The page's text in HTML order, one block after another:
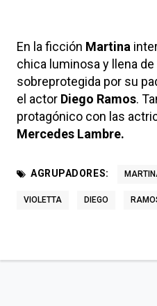
En la ficción Martina
chica luminosa y llena
sobreprotegida por su
el actor Diego Ramos.
protagónico con las
Mercedes Lambre.
AGRUPADORES:
VIOLETTA DIEGO